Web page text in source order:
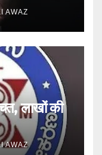
AWAZ
लाखों की
AWAZ